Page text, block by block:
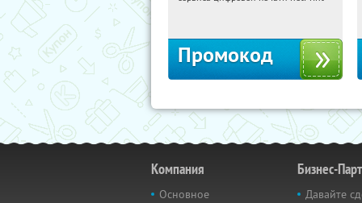
Промокод
Компания
Основное
Бизнес-
Давайте